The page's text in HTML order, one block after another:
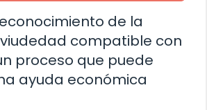
de la
compatible con
proceso que puede
ayuda económica